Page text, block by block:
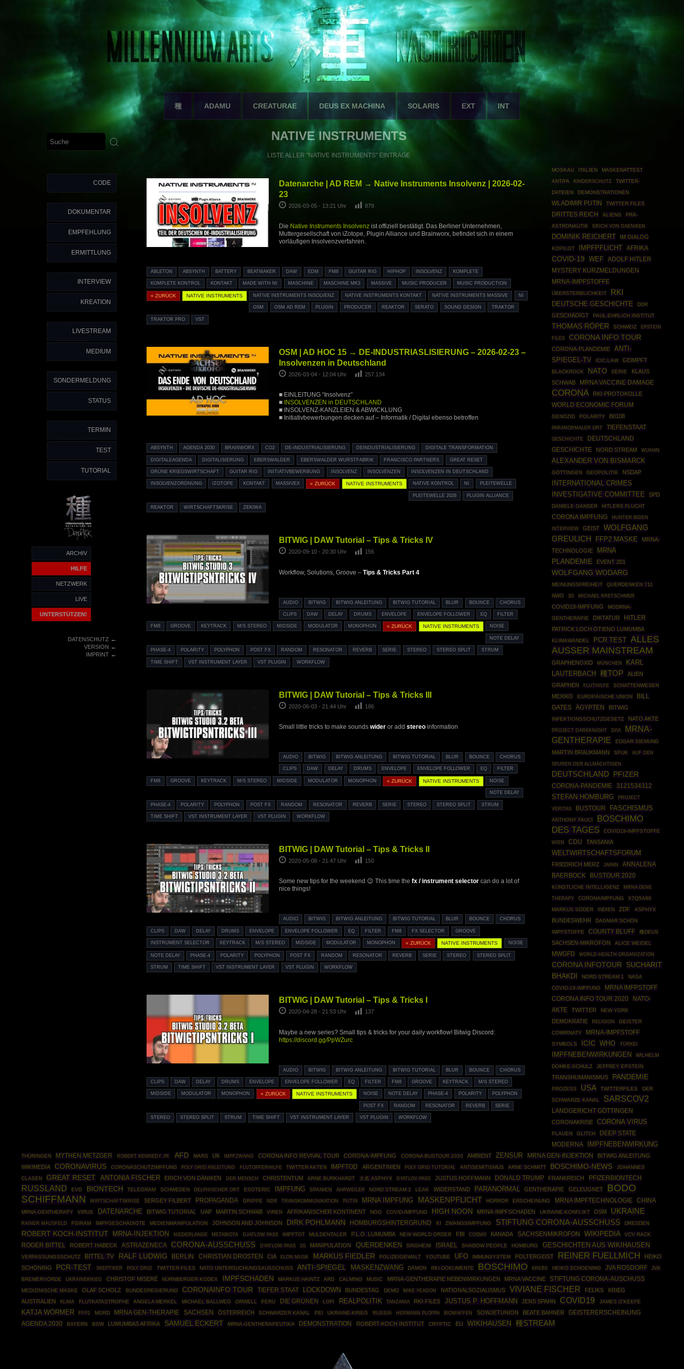
種 ADAMU CREATURAE DEUS EX MACHINA SOLARIS EXT INT
CODE
DOKUMENTAR
EMPFEHLUNG
ERMITTLUNG
INTERVIEW
KREATION
LIVESTREAM
MEDIUM
SONDERMELDUNG
STATUS
TERMIN
TEST
TUTORIAL
ARCHIV
HILFE
NETZWERK
LIVE
UNTERSTÜTZEN!
DATENSCHUTZ←
VERSION ←
IMPRINT←
NATIVE INSTRUMENTS
LISTE ALLER "NATIVE INSTRUMENTS" EINTRÄGE
Datenarche | AD REM → Native Instruments Insolvenz | 2026-02-
23
2026-03-05 - 13:21 Uhr 879
Die Native Instruments Insolvenzist offiziell bestätigt. Das Berliner Unternehmen,
Muttergesellschaft von iZotope, Plugin Alliance und Brainworx, befindet sich in einem
vorläufigen Insolvenzverfahren.
ABLETON ABSYNTH BATTERY BEATMAKER DAW EDM FM8 GUITAR RIG HIPHOP INSOLVENZ KOMPLETE
KOMPLETE KONTROL KONTAKT MADE WITH NI MASCHINE MASCHINE MK3 MASSIVE MUSIC PRODUCER MUSIC PRODUCTION
« ZURÜCK NATIVE INSTRUMENTS NATIVE INSTRUMENTS INSOLVENZ NATIVE INSTRUMENTS KONTAKT NATIVE INSTRUMENTS MASSIVE NI
OSM OSM AD REM PLUGIN PRODUCER REAKTOR SERATO SOUND DESIGN TRAKTOR
TRAKTOR PRO VST
OSM | AD HOC 15 → DE-INDUSTRIASLISIERUNG – 2026-02-23 –
Insolvenzen in Deutschland
2026-03-04 - 12:04 Uhr 257.134
■ EINLEITUNG “Insolvenz”
■ INSOLVENZEN in DEUTSCHLAND
■ INSOLVENZ-KANZLEIEN & ABWICKLUNG
■ Initiativbewerbungen decken auf – Informatik / Digital ebenso betroffen
ABSYNTH AGENDA 2030 BRAINWORX CO2 DE-INDUSTRIALISIERUNG DEINDUSTRIALISIERUNG DIGITALE TRANSFORMATION
DIGITALEAGENDA DIGITALISIERUNG EBERSWALDER EBERSWALDER WURSTFABRIK FRANCISCO PARTNERS GREAT RESET
GRÜNE KRIEGSWIRTSCHAFT GUITAR RIG INITIATIVBEWERBUNG INSOLVENZ INSOLVENZEN INSOLVENZEN IN DEUTSCHLAND
INSOLVENZORDNUNG IZOTOPE KONTAKT MASSIVEX « ZURÜCK NATIVE INSTRUMENTS NATIVE KONTROL NI PLEITEWELLE
PLEITEWELLE 2026 PLUGIN ALLIANCE
REAKTOR WIRTSCHAFTSKRISE ZEKIWA
BITWIG | DAW Tutorial – Tips & Tricks IV
2020-09-10 - 20:30 Uhr 156
Workflow, Solutions, Groove – Tips & Tricks Part 4
AUDIO BITWIG BITWIG ANLEITUNG BITWIG TUTORIAL BLUR BOUNCE CHORUS
CLIPS DAW DELAY DRUMS ENVELOPE ENVELOPE FOLLOWER EQ FILTER
FM8 GROOVE KEYTRACK M/S STEREO MIDSIDE MODULATOR MONOPHON « ZURÜCK NATIVE INSTRUMENTS NOISE
NOTE DELAY
PHASE-4 POLARITY POLYPHON POST FX RANDOM RESONATOR REVERB SERIE STEREO STEREO SPLIT STRUM
TIME SHIFT VST INSTRUMENT LAYER VST PLUGIN WORKFLOW
BITWIG | DAW Tutorial – Tips & Tricks III
2020-06-03 - 21:44 Uhr 186
Small little tricks to make sounds wideror add stereoinformation
AUDIO BITWIG BITWIG ANLEITUNG BITWIG TUTORIAL BLUR BOUNCE CHORUS
CLIPS DAW DELAY DRUMS ENVELOPE ENVELOPE FOLLOWER EQ FILTER
FM8 GROOVE KEYTRACK M/S STEREO MIDSIDE MODULATOR MONOPHON « ZURÜCK NATIVE INSTRUMENTS NOISE
NOTE DELAY
PHASE-4 POLARITY POLYPHON POST FX RANDOM RESONATOR REVERB SERIE STEREO STEREO SPLIT STRUM
TIME SHIFT VST INSTRUMENT LAYER VST PLUGIN WORKFLOW
BITWIG | DAW Tutorial – Tips & Tricks II
2020-05-08 - 21:47 Uhr 150
Some new tips for the weekend 😉 This time the fx / instrument selectorcan do a lot of
nice things!
AUDIO BITWIG BITWIG ANLEITUNG BITWIG TUTORIAL BLUR BOUNCE CHORUS
CLIPS DAW DELAY DRUMS ENVELOPE ENVELOPE FOLLOWER EQ FILTER FM8 FX SELECTOR GROOVE
INSTRUMENT SELECTOR KEYTRACK M/S STEREO MIDSIDE MODULATOR MONOPHON « ZURÜCK NATIVE INSTRUMENTS NOISE
NOTE DELAY PHASE-4 POLARITY POLYPHON POST FX RANDOM RESONATOR REVERB SERIE STEREO STEREO SPLIT
STRUM TIME SHIFT VST INSTRUMENT LAYER VST PLUGIN WORKFLOW
BITWIG | DAW Tutorial – Tips & Tricks I
2020-04-28 - 21:53 Uhr 137
Maybe a new series? Small tips & tricks for your daily workflow! Bitwig Discord:
https://discord.gg/PpWZurc
AUDIO BITWIG BITWIG ANLEITUNG BITWIG TUTORIAL BLUR BOUNCE CHORUS
CLIPS DAW DELAY DRUMS ENVELOPE ENVELOPE FOLLOWER EQ FILTER FM8 GROOVE KEYTRACK M/S STEREO
MIDSIDE MODULATOR MONOPHON « ZURÜCK NATIVE INSTRUMENTS NOISE NOTE DELAY PHASE-4 POLARITY POLYPHON
POST FX RANDOM RESONATOR REVERB SERIE
STEREO STEREO SPLIT STRUM TIME SHIFT VST INSTRUMENT LAYER VST PLUGIN WORKFLOW
MOSKAU ITALIEN
MASKENATTEST
ANTIFA
KINDERSCHUTZ
TWITTER-
DATEIEN
DEMONSTRATIONEN
WLADIMIR PUTIN TWITTER FILES
DRITTES REICH ALIENS
PRÄ-
ASTRONAUTIK
ERICH VON DAENIKEN
DOMINIK REICHERT IM DIALOG
KOPILOT IMPFPFLICHT AFRIKA
COVID-19 WEF ADOLF HITLER
MYSTERY KURZMELDUNGEN
MRNA-IMPFSTOFFE
ÜBERSTERBLICHKEIT RKI
DEUTSCHE GESCHICHTE DDR
GESCHÄDIGT PAUL-EHRLICH INSTITUT
THOMAS RÖPER SCHWEIZ
EPSTEIN
FILES
CORONA INFO TOUR
CORONA-PLANDEMIE
ANTI-
SPIEGEL-TV
ICIC.LAW GEIMPFT
BLACKROCK NATO SERIE
KLAUS
SCHWAB
MRNA VACCINE DAMAGE
CORONA RKI-PROTOKOLLE
WORLD ECONOMIC FORUM
GENOZID POLARITY B0108
PARANORMALER ORT TIEFENSTAAT
GESCHICHTE
DEUTSCHLAND
GESCHICHTE
NORD STREAM WUHAN
ALEXANDER VON BISMARCK
GÖTTINGEN GEOPOLITIK NSDAP
INTERNATIONAL CRIMES
INVESTIGATIVE COMMITTEE
SPD
DANIELE GANSER HITLERS FLUCHT
CORONA IMPFUNG HUNTER BIDEN
INTERVIEW GEIST
WOLFGANG
GREULICH
FFP2 MASKE
MRNA-
TECHNOLOGIE
MRNA
PLANDEMIE
EVENT 201
WOLFGANG WODARG
MEINUNGSFREIHEIT
QUERDENKEN 711
NWO
3G MICHAEL KRETSCHMER
COVID19-IMPFUNG
MODRNA-
GENTHERAPIE
DIKTATUR HITLER
PATRICK LOCH OTIENO LUMUMBA
KLIMAWANDEL PCR TEST ALLES
AUSSER MAINSTREAM
GRAPHENOXID MÜNCHEN
KARL
LAUTERBACH
種TOP
ALIEN
GRAPHEN
FLUTHILFE SCHATTENWESEN
MEXIKO EUROPÄISCHE UNION
BILL
GATES
ÄGYPTEN BITWIG
INFEKTIONSSCHUTZGESETZ NATO AKTE
PROJECT DARKKNIGHT DIVI
MRNA-
GENTHERAPIE
EDGAR SIEMUND
MARTIN BRAUKMANN SPUK AUF DEN
SPUREN DER ALLMÄCHTIGEN
DEUTSCHLAND PFIZER
CORONA-PANDEMIE 3121534312
STEFAN HOMBURG PROJECT
VERITAS BUSTOUR FASCHISMUS
ANTHONY FAUCI
BOSCHIMO
DES TAGES
COVID19-IMPFSTOFFE
WIEN CDU TANSANIA
WELTWIRTSCHAFTSFORUM
FRIEDRICH MERZ JAPAN
ANNALENA
BAERBOCK
BUSTOUR 2020
KÜNSTLICHE INTELLIGENZ
MRNA GENE
THERAPY
CORONAIMPFUNG
X7Q5A96
MARKUS SÖDER
INDIEN ZDF ASPHYX
BUNDESWEHR
DAGMAR SCHÖN
IMPFSTOFFE
COUNTY BLUFF 種DEUS
SACHSEN-MIKROFON ALICE WEIDEL
MWGFD WORLD HEALTH ORGANIZATION
CORONA INFOTOUR
SUCHARIT
BHAKDI
NORD STREAM 1
NASA
COVID-19-IMPFUNG
MRNA IMFPSTOFF
CORONA INFO TOUR 2020
NATO-
AKTE
TWITTER NEW YORK
DEMOKRATIE RELIGION
GEISTER
COMIRNATY
MRNA-IMPFSTOFF
SYMBOLS ICIC WHO TÜRKEI
IMPFNEBENWIRKUNGEN
WILHELM
DOMKE-SCHULZ
JEFFREY EPSTEIN
TRANSHUMANISMUS PANDEMIE
PROZESS USA TWITTERFILES
DER
SCHWARZE KANAL
SARSCOV2
LANDGERICHT GÖTTINGEN
CORONAKRISE
CORONA VIRUS
PLAUEN GLITCH
DEEP STATE
MODERNA
IMPFNEBENWIRKUNG
THÜRINGEN MYTHEN METZGER ROBERT KENNEDY JR. AFD MARS UK IMPFZWANG CORONA INFO REVIVAL TOUR CORONA-IMPFUNG CORONA BUSTOUR 2020 AMBIENT ZENSUR MRNA GEN-INJEKTION
BITWIG ANLEITUNG
WIKIMEDIA
CORONAVIRUS CORONASCHUTZIMPFUNG POLY GRID ANLEITUNG FLUTOPFERHILFE TWITTER AKTEN IMPFTOD ARGENTINIEN POLY GRID TUTORIAL ANTISEMITISMUS ARNE SCHMITT BOSCHIMO-NEWS
JOHANNES
CLASEN
GREAT RESET ANTONIA FISCHER ERICH VON DÄNIKEN DER MENSCH CHRISTENTUM ARNE BURKHARDT 大名 ASPHYX DYATLOV PASS JUSTUS HOFFMANN DONALD TRUMP FRANKREICH PFIZERBIONTECH
RUSSLAND EVD BIONTECH TELEGRAM SCHWEDEN DELPHISCHER ORT ESOTERIC IMPFUNG SPANIEN AHRWEILER NORD STREAM 2 LEAK WIDERSTAND PARANORMAL GENTHERAPIE GELEUGNET
BODO
SCHIFFMANN
WIRTSCHAFTSKRISE SERGEY FILBERT PROPAGANDA GRIPPE NDR TRANSKOMMUNIKATION PUTIN MRNA IMPFUNG MASKENPFLICHT HORROR ERSCHEINUNG MRNA IMPFTECHNOLOGIE CHINA
MRNA-GENTHERAPY VIRUS DATENARCHE BITWIG TUTORIAL UAP MARTIN SCHWAB VIREN AFRIKANISCHER KONTINENT NGO COVID-IMPFUNG HIGH NOON MRNA-IMPFSCHADEN UKRAINE-KONFLIKT OSM UKRAINE
RAINER MAUSFELD PSIRAM IMPFGESCHÄDIGTE MEDIENMANIPULATION JOHNSON AND JOHNSON DIRK POHLMANN HOMBURGSHINTERGRUND KI ZWANGSIMPFUNG STIFTUNG CORONA-AUSSCHUSS DRESDEN
ROBERT KOCH-INSTITUT MRNA-INJEKTION NIEDERLANDE METABIOTA DJATLOW PASS IMPFTOT MULDENTALER P.L.O. LUMUMBA NEW WORLD ORDER FBI COSMO KANADA SACHSENMIKROFON WIKIPEDIA VCV RACK
ROGER BITTEL ROBERT HABECK ASTRAZENECA CORONA-AUSSCHUSS DYATLOW PASS 2G MANIPULATION QUERDENKEN SINSHEIM ISRAEL SHADOW PEOPLE HOMBURG GESCHICHTEN AUS WIKIHAUSEN
VERFASSUNGSSCHUTZ BITTEL TV RALF LUDWIG BERLIN CHRISTIAN DROSTEN CIA ELON MUSK MARKUS FIEDLER POLIZEIGEWALT YOUTUBE UFO IMMUNSYSTEM POLTERGEIST REINER FUELLMICH
HEIKO
SCHÖNING
PCR-TEST SKEPTIKER POLY GRID TWITTER-FILES NATO UNTERSUCHUNGSAUSSCHUSS ANTI-SPIEGEL MASKENZWANG DÄMON RKI-DOKUMENTE BOSCHIMO KREBS HEIKO SCHOENING JVA ROSDORF
JVA
BREMERVÖRDE
UKRAINEKRIEG CHRISTOF MISERÉ NÜRNBERGER KODEX IMPFSCHADEN MARKUS HAINTZ ARD CALMING MUSIC MRNA-GENTHERAPIE NEBENWIRKUNGEN MRNA VACCINE STIFTUNG CORONA-AUSCHUSS
MEDIZINISCHE MASKE OLAF SCHOLZ BUNDESREGIERUNG CORONAINFO TOUR TIEFER STAAT LOCKDOWN BUNDESTAG DEMO MIKE YEADON NATIONALSOZIALISMUS VIVIANE FISCHER FELIKS
KRIEG
AUSTRALIEN
KLIMA FLUTKATASTROPHE ANGELA MERKEL MICHAEL BALLWEG ORWELL PERU DIE GRÜNEN LOFI REALPOLITIK TANZANIA RKI-FILES JUSTUS P. HOFFMANN JENS SPAHN COVID19 JAMES O'KEEFE
KATJA WÖRMER FFP2 MORD MRNA GEN-THERAPIE SACHSEN ÖSTERREICH SCHWARZER KANAL PEI UKRAINE-KRIEG RUSSIA HERMANN PLOPPA BIOWAFFEN SOWJETUNION BEATE BAHNER GEISTERERSCHEINUNG
AGENDA 2030 BAYERN BSW LUMUMBAS AFRIKA SAMUEL ECKERT MRNA-GENTHERAPEUTIKA DEMONSTRATION ROBERT-KOCH INSTITUT CRYPTIC EU WIKIHAUSEN 種STREAM